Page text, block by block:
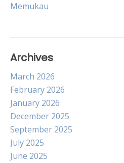
navigation
Memukau
Archives
March 2026
February 2026
January 2026
December 2025
September 2025
July 2025
June 2025